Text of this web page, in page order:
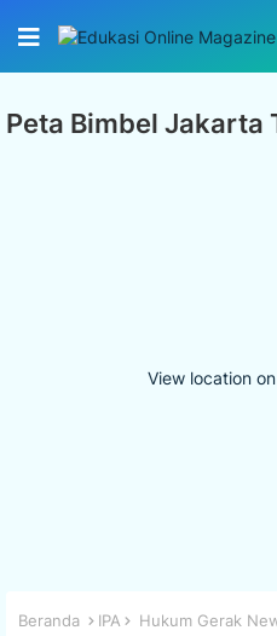
Peta Bimbel Jakarta
View location
Beranda IPA Hukum Gerak